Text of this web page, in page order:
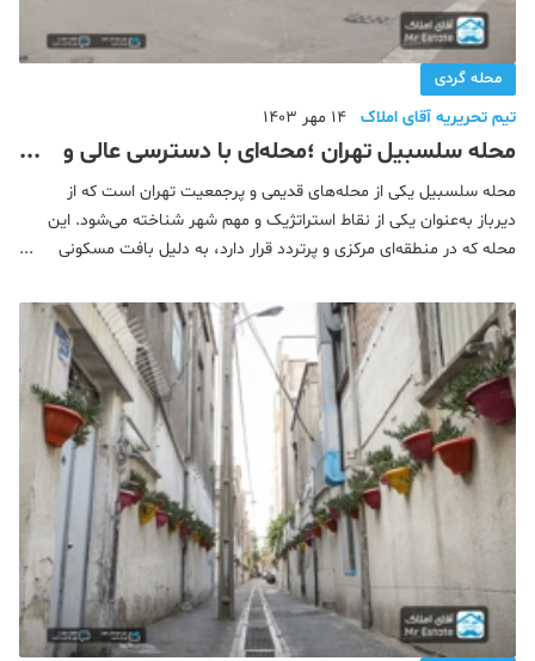
محله گردی
تیم تحریریه آقای املاک 14 مهر 1403
محله سلسبیل تهران ؛محله‌ای با دسترسی عالی و
امکانات فراوان
محله سلسبیل یکی از محله‌های قدیمی و پرجمعیت تهران است که از
دیرباز به‌عنوان یکی از نقاط استراتژیک و مهم شهر شناخته می‌شود. این
محله که در منطقه‌ای مرکزی و پرتردد قرار دارد، به دلیل بافت مسکونی
به خود جلب کرده اس